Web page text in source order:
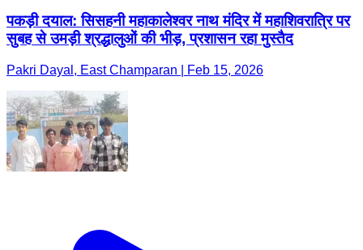
पकड़ी दयाल: सिसहनी महाकालेश्वर नाथ मंदिर में महाशिवरात्रि पर
सुबह से उमड़ी श्रद्धालुओं की भीड़, प्रशासन रहा मुस्तैद
Pakri Dayal, East Champaran | Feb 15, 2026